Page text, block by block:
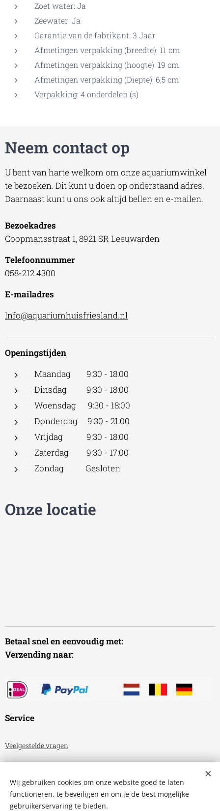
Zoet water: Ja
Zeewater: Ja
Garantie van de fabrikant: 3 Jaar
Afmetingen verpakking (breedte): 11 cm
Afmetingen verpakking (hoogte): 19 cm
Afmetingen verpakking (Diepte): 6,5 cm
Verpakking: 4 onderdelen (s)
Neem contact op
U bent van harte welkom om onze aquariumwinkel
te bezoeken. Dit kunt u doen op onderstaand adres.
Daarnaast kunt u ons ook altijd bellen en e-mailen.
Bezoekadres
Coopmansstraat 1, 8921 SR Leeuwarden
Telefoonnummer
058-212 4300
E-mailadres
Info@aquariumhuisfriesland.nl
Openingstijden
Maandag 9:30 - 18:00
Dinsdag 9:30 - 18:00
Woensdag 9:30 - 18:00
Donderdag 9:30 - 21:00
Vrijdag 9:30 - 18:00
Zaterdag 9:30 - 17:00
Zondag Gesloten
Onze locatie
Betaal snel en eenvoudig met:
Verzending naar:
Service
Veelgestelde vragen
Privacyverklaring
Wij gebruiken cookies om onze website goed te laten
functioneren, te beveiligen en om je de best mogelijke
gebruikerservaring te bieden.